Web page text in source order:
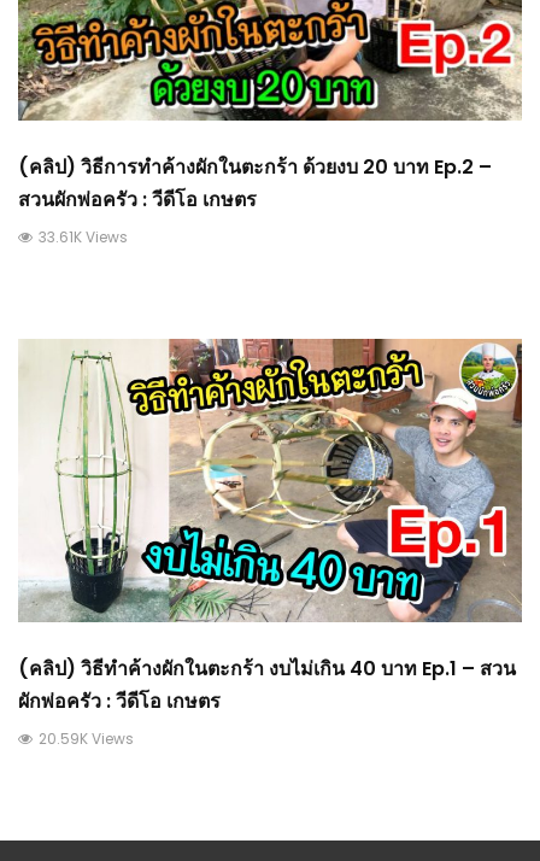
(คลิป) วิธีการทำค้างผักในตะกร้า ด้วยงบ 20 บาท Ep.2 –
สวนผักพ่อครัว : วีดีโอ เกษตร
33.61K Views
(คลิป) วิธีทำค้างผักในตะกร้า งบไม่เกิน 40 บาท Ep.1 – สวน
ผักพ่อครัว : วีดีโอ เกษตร
20.59K Views